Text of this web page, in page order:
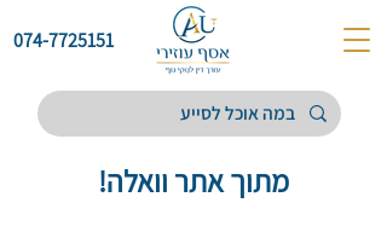
074-7725151
מתוך אתר וואלה!